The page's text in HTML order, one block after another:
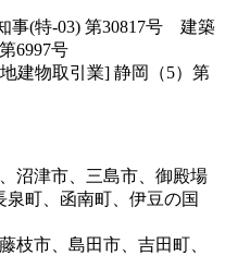
事(特-03) 第30817号 建築
6997号
建物取引業] 静岡（5）第
沼津市、三島市、御殿場
町、函南町、伊豆の国
枝市、島田市、吉田町、